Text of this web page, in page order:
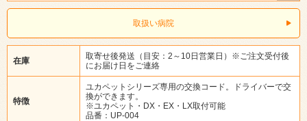
取扱い病院
在庫
取寄せ後発送（目安：2～10日営業日）※ご注文受付後
にお届け日をご連絡
特徴
ユカペットシリーズ専用の交換コード。ドライバーで交
換ができます。
※ユカペット・DX・EX・LX取付可能
品番：UP-004